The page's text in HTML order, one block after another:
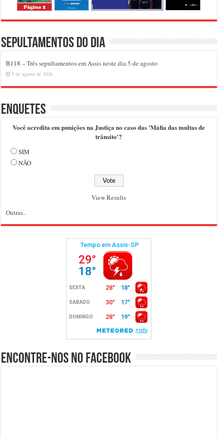
Sepultamentos do dia
B118 – Três sepultamentos em Assis neste dia 5 de agosto
5 de agosto de 2026
Enquetes
Você acredita em punições na Justiça no caso das 'Máfia das multas de
trânsito'?
SIM
NÃO
View Results
Outras..
Encontre-nos no Facebook